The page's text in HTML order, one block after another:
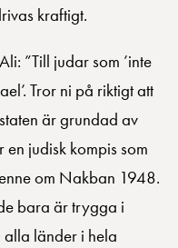
kraftigt.
Ali: ”Till judar som ’inte
Tror ni på riktigt att
är grundad av
en judisk kompis som
om Nakban 1948.
bara är trygga i
alla länder i hela